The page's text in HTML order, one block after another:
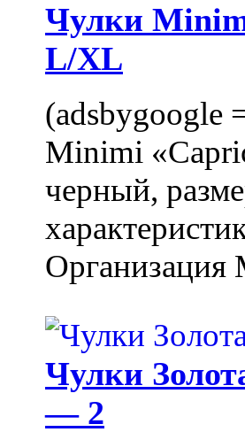
Чулки
L/XL
(adsbygoogle
Minimi
черный,
Чулки
— 2